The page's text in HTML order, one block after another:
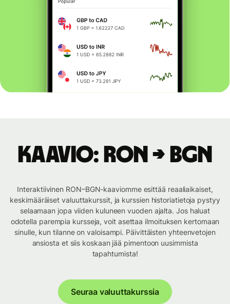
Kaavio: RON → BGN
Interaktiivinen RON–BGN-kaaviomme esittää reaaliaikaiset,
keskimääräiset valuuttakurssit, ja kurssien historiatietoja pystyy
selaamaan jopa viiden kuluneen vuoden ajalta. Jos haluat
odotella parempia kursseja, voit asettaa ilmoituksen kertomaan
sinulle, kun tilanne on valoisampi. Päivittäisten yhteenvetojen
ansiosta et siis koskaan jää pimentoon uusimmista
tapahtumista!
Seuraa valuuttakurssia